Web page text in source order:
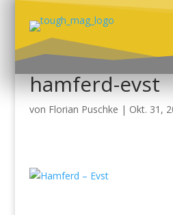
hamferd-evst
von Florian Puschke | Okt. 31,